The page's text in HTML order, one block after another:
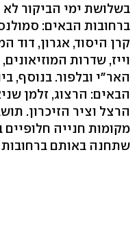
בשלושת ימי הביקור
ברחובות הבאים:
קרן היסוד, אגרון, דוד
וייז, שדרות
האר"י ובלפור. בנוסף,
הבאים: הרצוג, זלמן
הרצל וציר הזיכרון.
מקומות חנייה חלופיים
שתחנה באותם ברחובות